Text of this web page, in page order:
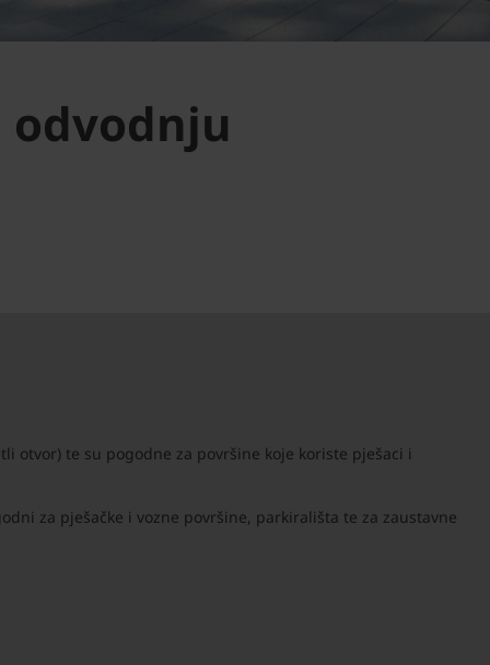
otvor) te su pogodne za površine koje koriste pješaci i
za pješačke i vozne površine, parkirališta te za zaustavne